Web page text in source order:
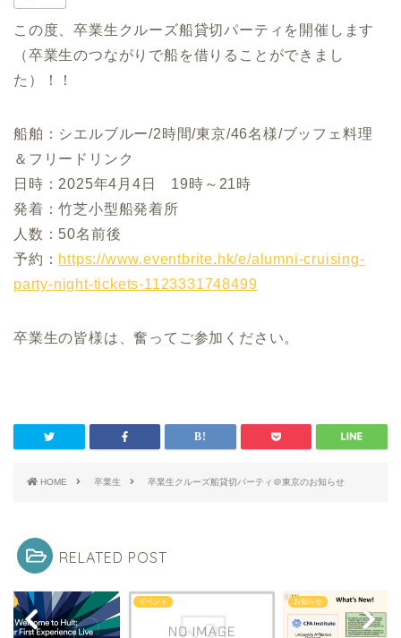
この度、卒業生クルーズ船貸切パーティを開催します
（卒業生のつながりで船を借りることができまし
た）！！
船舶：シエルブルー/2時間/東京/46名様/ブッフェ料理
＆フリードリンク
日時：2025年4月4日 19時～21時
発着：竹芝小型船発着所
人数：50名前後
予約： https://www.eventbrite.hk/e/alumni-cruising-
party-night-tickets-1123331748499
卒業生の皆様は、奮ってご参加ください。
HOME 卒業生 卒業生クルーズ船貸切パーティ＠東京のお知らせ
RELATED POST
イベント お知らせ